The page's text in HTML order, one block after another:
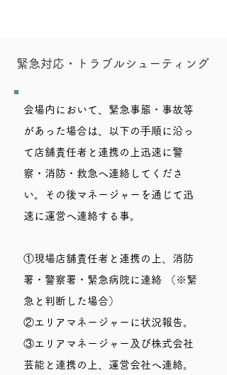
緊急対応・トラブルシューティング
会場内において、緊急事態・事故等
があった場合は、以下の⼿順に沿っ
て店舗責任者と連携の上迅速に警
察・消防・救急へ連絡してくださ
い。その後マネージャーを通じて迅
速に運営へ連絡する事。
①現場店舗責任者と連携の上、消防
署・警察署・緊急病院に連絡 （※緊
急と判断した場合）
②エリアマネージャーに状況報告。
③エリアマネージャー及び株式会社
芸能と連携の上、運営会社へ連絡。